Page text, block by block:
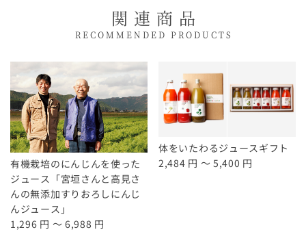
関連商品
RECOMMENDED PRODUCTS
有機栽培のにんじんを使った
ジュース「宮垣さんと高見さ
んの無添加すりおろしにんじ
んジュース」
1,296 円 ～ 6,988 円
体をいたわるジュースギフト
2,484 円 ～ 5,400 円